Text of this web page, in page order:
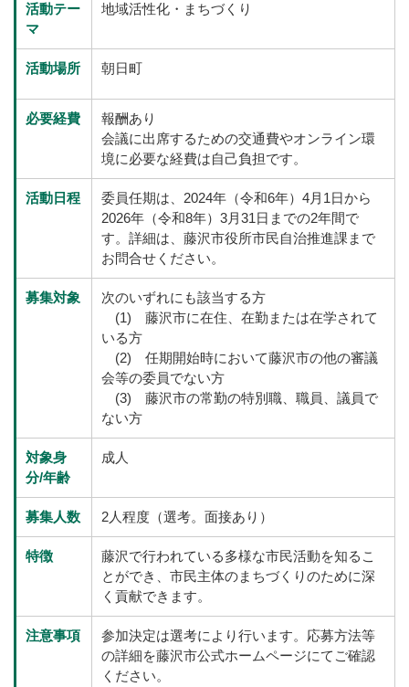
活動テー
マ
地域活性化・まちづくり
活動場所 朝日町
必要経費
報酬あり
会議に出席するための交通費やオンライン環
境に必要な経費は自己負担です。
活動日程
委員任期は、2024年（令和6年）4月1日から
2026年（令和8年）3月31日までの2年間で
す。詳細は、藤沢市役所市民自治推進課まで
お問合せください。
募集対象
次のいずれにも該当する方
(1) 藤沢市に在住、在勤または在学されて
いる方
(2) 任期開始時において藤沢市の他の審議
会等の委員でない方
(3) 藤沢市の常勤の特別職、職員、議員で
ない方
対象身
分/年齢
成人
募集人数 2人程度（選考。面接あり）
特徴
藤沢で行われている多様な市民活動を知るこ
とができ、市民主体のまちづくりのために深
く貢献できます。
注意事項
参加決定は選考により行います。応募方法等
の詳細を藤沢市公式ホームページにてご確認
ください。